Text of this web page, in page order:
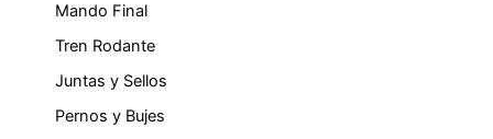
Mando Final
Tren Rodante
Juntas y Sellos
Pernos y Bujes